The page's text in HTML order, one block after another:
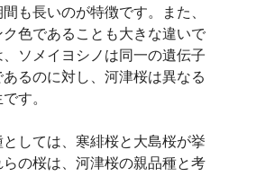
も長いのが特徴です。また、
色であることも大きな違いで
ソメイヨシノは同一の遺伝子
るのに対し、河津桜は異なる
す。
しては、寒緋桜と大島桜が挙
の桜は、河津桜の親品種と考